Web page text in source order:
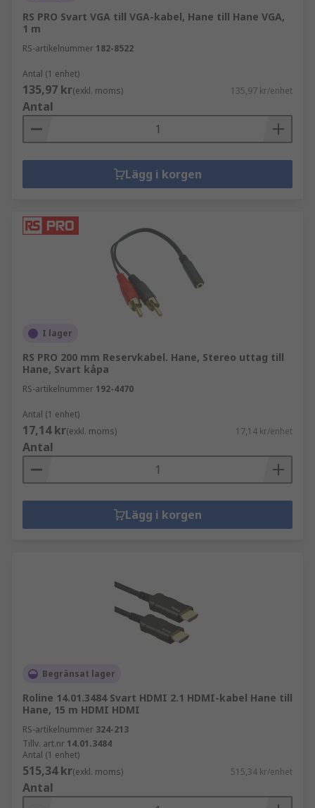
RS PRO Svart VGA till VGA-kabel, Hane till Hane VGA,
1 m
RS-artikelnummer 182-8522
Antal (1 enhet)
135,97 kr(exkl. moms) 135,97 kr/enhet
Antal
Lägg i korgen
I lager
RS PRO 200 mm Reservkabel. Hane, Stereo uttag till
Hane, Svart kåpa
RS-artikelnummer 192-4470
Antal (1 enhet)
17,14 kr(exkl. moms) 17,14 kr/enhet
Antal
Lägg i korgen
Begränsat lager
Roline 14.01.3484 Svart HDMI 2.1 HDMI-kabel Hane till
Hane, 15 m HDMI HDMI
RS-artikelnummer 324-213
Tillv. art.nr 14.01.3484
Antal (1 enhet)
515,34 kr(exkl. moms) 515,34 kr/enhet
Antal